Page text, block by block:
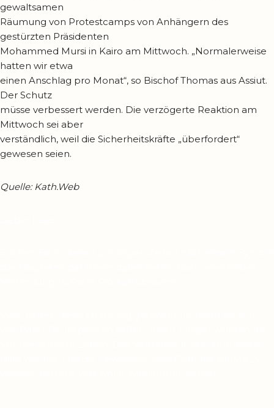
gewaltsamen
Räumung von Protestcamps von Anhängern des
gestürzten Präsidenten
Mohammed Mursi in Kairo am Mittwoch. „Normalerweise
hatten wir etwa
einen Anschlag pro Monat“, so Bischof Thomas aus Assiut.
Der Schutz
müsse verbessert werden. Die verzögerte Reaktion am
Mittwoch sei aber
verständlich, weil die Sicherheitskräfte „überfordert“
gewesen seien.
Quelle: Kath.Web